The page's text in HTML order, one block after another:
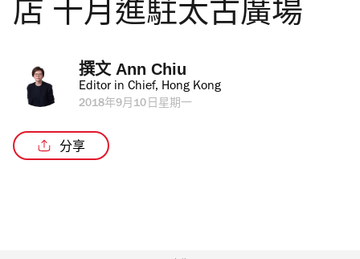
店 十月進駐太古廣場
撰文 Ann Chiu
Editor in Chief, Hong Kong
2018年9月10日星期一
分享